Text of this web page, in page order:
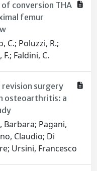
conversion THA
femur
C.; Poluzzi, R.;
Faldini, C.
surgery
osteoarthritis: a
Barbara; Pagani,
Claudio; Di
Ursini, Francesco